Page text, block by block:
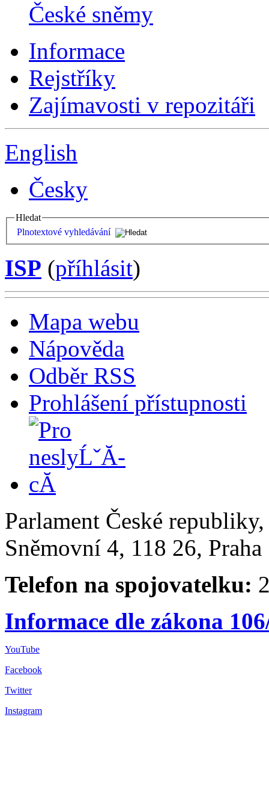
České sněmy
Informace
Rejstříky
Zajímavosti v repozitáři
English
Česky
Hledat
Plnotextové vyhledávání
ISP (příhlásit)
Mapa webu
Nápověda
Odběr RSS
Prohlášení přístupnosti
Parlament České
Sněmovní 4, 118 26,
Telefon na spojovatelku:
Informace dle zákona
YouTube
Facebook
Twitter
Instagram